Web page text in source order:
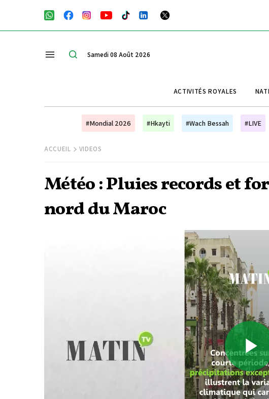
Samedi 08 Août 2026
ACTIVITÉS ROYALES
#Mondial 2026 #Hkayti #Wach Bessah #LIVE
ACCUEIL VIDEOS
Météo : Pluies records et
nord du Maroc